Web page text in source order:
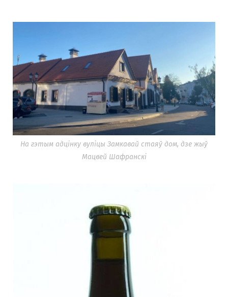
На гэтым адцінку вуліцы Замкавай стаяў дом, дзе жыў
Мацвей Шафранскі